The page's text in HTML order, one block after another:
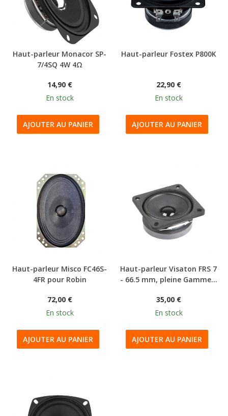
Haut-parleur Monacor SP-
7/4SQ 4W 4Ω
14,90 €
En stock
AJOUTER AU PANIER
Haut-parleur Fostex P800K
22,90 €
En stock
AJOUTER AU PANIER
Haut-parleur Misco FC46S-
4FR pour Robin
72,00 €
En stock
AJOUTER AU PANIER
Haut-parleur Visaton FRS 7
- 66.5 mm, pleine Gamme...
35,00 €
En stock
AJOUTER AU PANIER